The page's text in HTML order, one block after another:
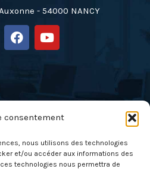
consentement
nous utilisons des technologies
et/ou accéder aux informations des
technologies nous permettra de
- 54000 NANCY
F
a
c
o
k
Y
o
u
t
e